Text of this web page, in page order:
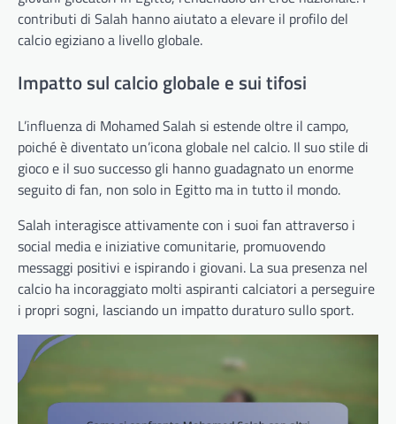
contributi di Salah hanno aiutato a elevare il profilo del
calcio egiziano a livello globale.
Impatto sul calcio globale e sui tifosi
L’influenza di Mohamed Salah si estende oltre il campo,
poiché è diventato un’icona globale nel calcio. Il suo stile di
gioco e il suo successo gli hanno guadagnato un enorme
seguito di fan, non solo in Egitto ma in tutto il mondo.
Salah interagisce attivamente con i suoi fan attraverso i
social media e iniziative comunitarie, promuovendo
messaggi positivi e ispirando i giovani. La sua presenza nel
calcio ha incoraggiato molti aspiranti calciatori a perseguire
i propri sogni, lasciando un impatto duraturo sullo sport.